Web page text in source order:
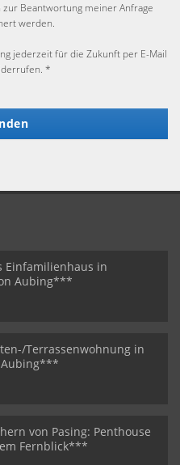
zur Beantwortung meiner Anfrage
werden.
jederzeit für die Zukunft per E-Mail
*
in
Aubing***
Terrassenwohnung in
Aubing***
von Pasing: Penthouse
Fernblick***